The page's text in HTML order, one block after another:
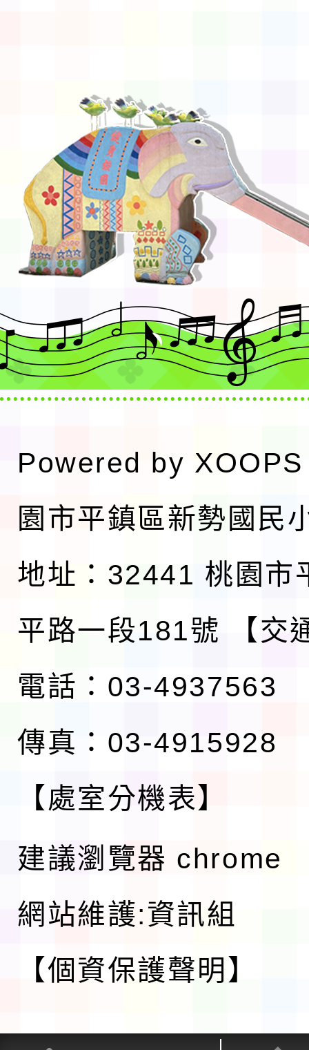
Powered by XOOPS
園市平鎮區新勢國民
地址：32441 桃園市
平路一段181號
【交
電話：03-4937563
傳真：03-4915928
【處室分機表】
建議瀏覽器 chrome
網站維護:資訊組
【個資保護聲明】